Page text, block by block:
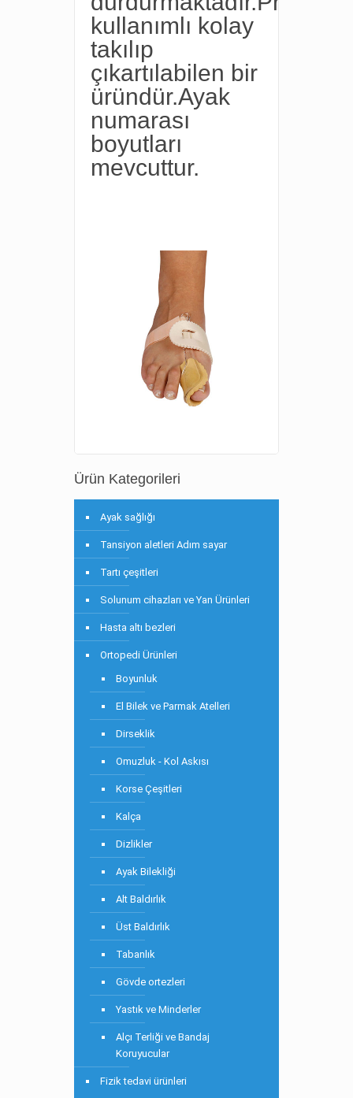
kullanımlı kolay
takılıp
çıkartılabilen bir
üründür.Ayak
numarası
boyutları
mevcuttur.
Ürün Kategorileri
Ayak sağlığı
Tansiyon aletleri Adım sayar
Tartı çeşitleri
Solunum cihazları ve Yan Ürünleri
Hasta altı bezleri
Ortopedi Ürünleri
Boyunluk
El Bilek ve Parmak Atelleri
Dirseklik
Omuzluk - Kol Askısı
Korse Çeşitleri
Kalça
Dizlikler
Ayak Bilekliği
Alt Baldırlık
Üst Baldırlık
Tabanlık
Gövde ortezleri
Yastık ve Minderler
Alçı Terliği ve Bandaj
Koruyucular
Fizik tedavi ürünleri